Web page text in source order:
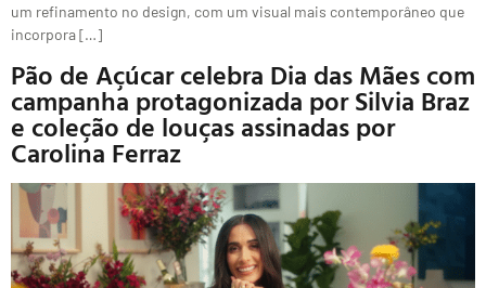
um refinamento no design, com um visual mais contemporâneo que
incorpora […]
Pão de Açúcar celebra Dia das Mães com
campanha protagonizada por Silvia Braz
e coleção de louças assinadas por
Carolina Ferraz